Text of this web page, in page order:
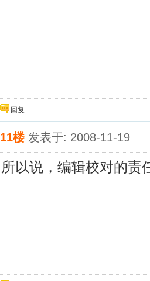
回复
11楼 发表于: 2008-11-19
所以说，编辑校对的责